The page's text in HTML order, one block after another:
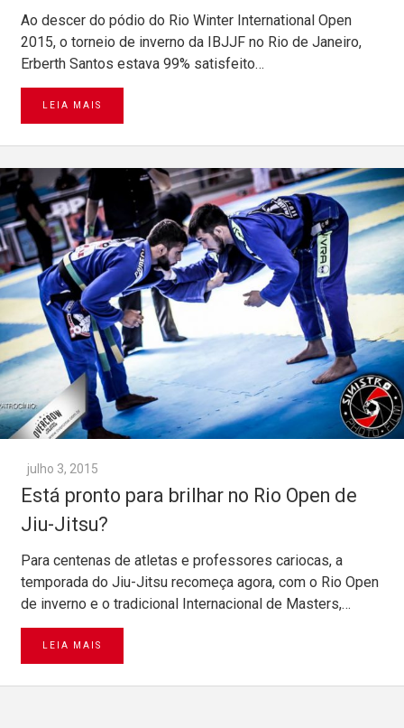
Ao descer do pódio do Rio Winter International Open
2015, o torneio de inverno da IBJJF no Rio de Janeiro,
Erberth Santos estava 99% satisfeito…
LEIA MAIS
julho 3, 2015
Está pronto para brilhar no Rio Open de
Jiu-Jitsu?
Para centenas de atletas e professores cariocas, a
temporada do Jiu-Jitsu recomeça agora, com o Rio Open
de inverno e o tradicional Internacional de Masters,…
LEIA MAIS